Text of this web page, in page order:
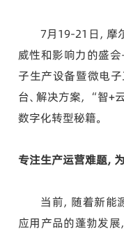
7月19-21日，摩
威性和影响力的盛
子生产设备暨微电
台、解决方案，“智+
数字化转型秘籍。
专注生产运营难题，
当前，随着新能
应用产品的蓬勃发展